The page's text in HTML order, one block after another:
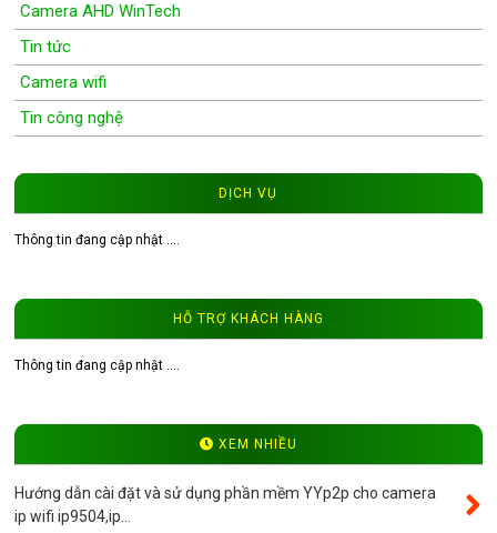
Camera AHD WinTech
Tin tức
Camera wifi
Tin công nghệ
Đầu ghi hình camera
Đầu ghi camera WinTech
Máy bộ đàm
DỊCH VỤ
Thông tin đang cập nhật ....
HỖ TRỢ KHÁCH HÀNG
Thông tin đang cập nhật ....
XEM NHIỀU
Hướng dẫn cài đặt và sử dụng phần mềm YYp2p cho camera
ip wifi ip9504,ip...